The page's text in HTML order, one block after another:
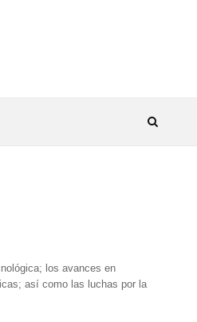
los avances en
así como las luchas por la